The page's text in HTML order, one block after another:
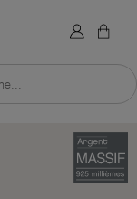
à l'accueil du site
×